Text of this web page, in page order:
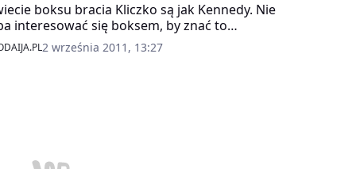
boksu bracia Kliczko są jak Kennedy. Nie
interesować się boksem, by znać to
które złotymi zgłoskami zapisało się w
sportu. Żywa legenda, a nawet podwójna,
2 września 2011, 13:27